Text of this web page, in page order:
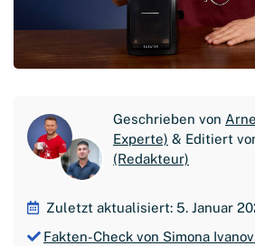
Geschrieben von
Experte) & Editiert
(Redakteur)
Zuletzt aktualisiert: 5. Januar
Fakten-Check von Simona